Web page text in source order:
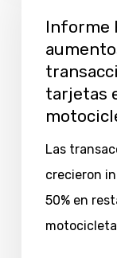
aumentos
transacciones
Informe
tarjetas
Las
crecieron
50% en